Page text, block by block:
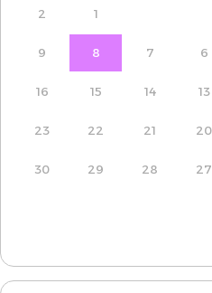
1
2
6
7
8
9
13
14
15
16
20
21
22
23
27
28
29
30